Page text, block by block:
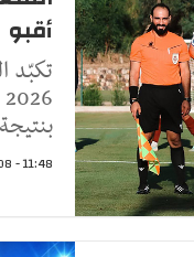
أقبو
بنتيجة 3-1،
11:48 - 2026/08/08